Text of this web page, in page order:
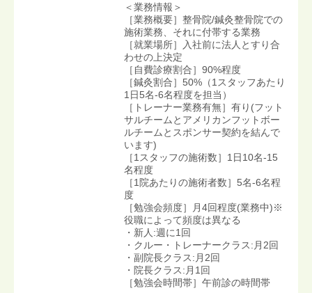
＜業務情報＞
［業務概要］整骨院/鍼灸整骨院での
施術業務、それに付帯する業務
［就業場所］入社前に法人とすり合
わせの上決定
［自費診療割合］90%程度
［鍼灸割合］50%（1スタッフあたり
1日5名-6名程度を担当）
［トレーナー業務有無］有り(フット
サルチームとアメリカンフットボー
ルチームとスポンサー契約を結んで
います)
［1スタッフの施術数］1日10名-15
名程度
［1院あたりの施術者数］5名-6名程
度
［勉強会頻度］月4回程度(業務中)※
役職によって頻度は異なる
・新人:週に1回
・クルー・トレーナークラス:月2回
・副院長クラス:月2回
・院長クラス:月1回
［勉強会時間帯］午前診の時間帯